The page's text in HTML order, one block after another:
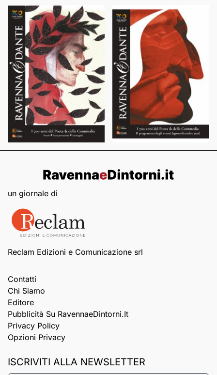
un giornale di
Reclam Edizioni e Comunicazione srl
Contatti
Chi Siamo
Editore
Pubblicità Su RavennaeDintorni.it
Privacy Policy
Opzioni Privacy
ISCRIVITI ALLA NEWSLETTER